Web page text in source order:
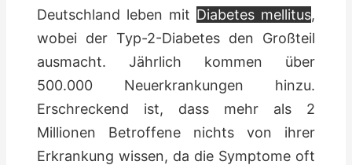
Deutschland leben mit Diabetes mellitus,
wobei der Typ-2-Diabetes den Großteil
ausmacht. Jährlich kommen über
500.000 Neuerkrankungen hinzu.
Erschreckend ist, dass mehr als 2
Millionen Betroffene nichts von ihrer
Erkrankung wissen, da die Symptome oft